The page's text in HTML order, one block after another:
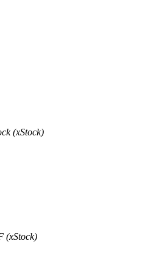
para titulares de BTR
(xStock)
(xStock)